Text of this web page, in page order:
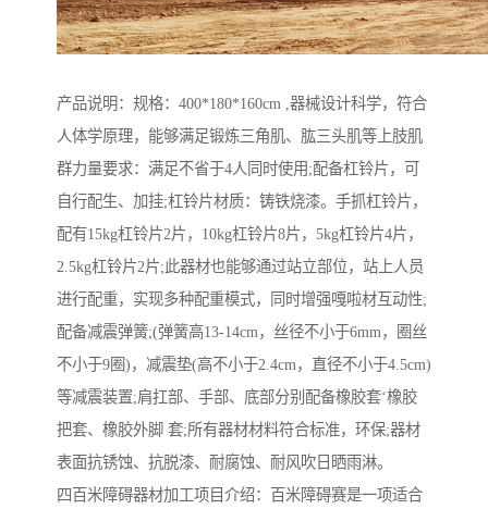
产品说明：规格：400*180*160cm ,器械设计科学，符合
人体学原理，能够满足锻炼三角肌、肱三头肌等上肢肌
群力量要求：满足不省于4人同时使用;配备杠铃片，可
自行配生、加挂;杠铃片材质：铸铁烧漆。手抓杠铃片，
配有15kg杠铃片2片，10kg杠铃片8片，5kg杠铃片4片，
2.5kg杠铃片2片;此器材也能够通过站立部位，站上人员
进行配重，实现多种配重模式，同时增强嘎啦材互动性;
配备减震弹簧;(弹簧高13-14cm，丝径不小于6mm，圈丝
不小于9圈)，减震垫(高不小于2.4cm，直径不小于4.5cm)
等减震装置;肩扛部、手部、底部分别配备橡胶套‘橡胶
把套、橡胶外脚 套;所有器材材料符合标准，环保;器材
表面抗锈蚀、抗脱漆、耐腐蚀、耐风吹日晒雨淋。
四百米障碍器材加工项目介绍：百米障碍赛是一项适合